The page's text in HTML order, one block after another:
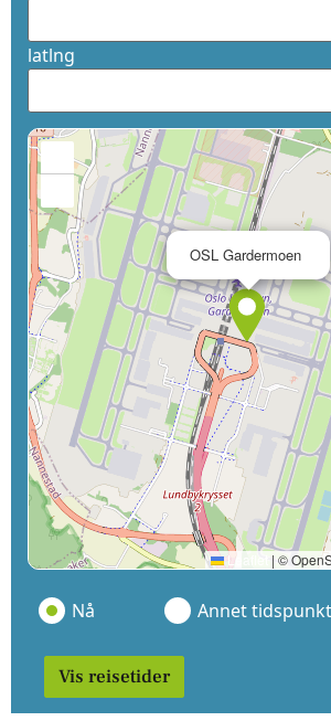
latlng
OSL Gardermoen
Leaflet | ©
Nå Annet tidspunkt
Vis reisetider